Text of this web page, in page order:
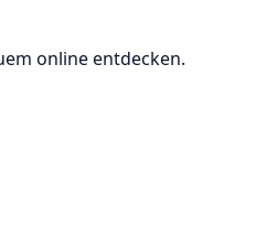
online entdecken.